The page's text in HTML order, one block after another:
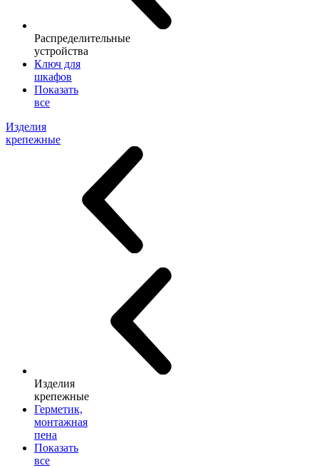
Распределительные
устройства
Ключ для
шкафов
Показать
все
Изделия
крепежные
Изделия
крепежные
Герметик,
монтажная
пена
Показать
все